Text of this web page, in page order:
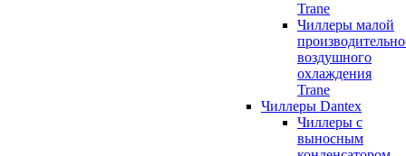
Trane
Чиллеры малой
воздушного
охлаждения
Trane
Чиллеры Dantex
Чиллеры с
выносным